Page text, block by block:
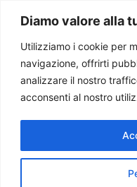
Diamo valore alla
Utilizziamo i cookie per
navigazione, offrirti
analizzare il nostro
acconsenti al nostro
Paolo
Tag:
Bagnasco:
a volte
pensiero